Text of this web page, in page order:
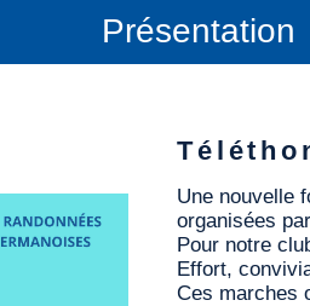
Présentation
Une nouvelle
organisées
Pour notre
Effort,
Ces marches